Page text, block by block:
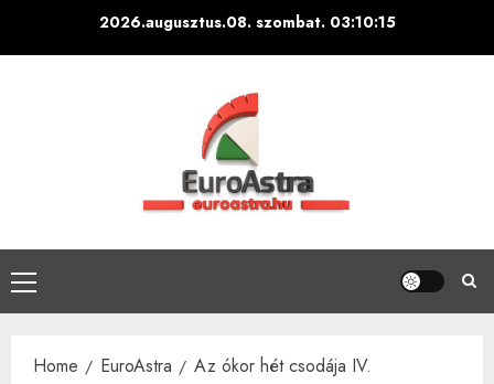
2026.augusztus.08. szombat. 03:10:16
Primary
Menu
Home EuroAstra Az ókor hét csodája IV.